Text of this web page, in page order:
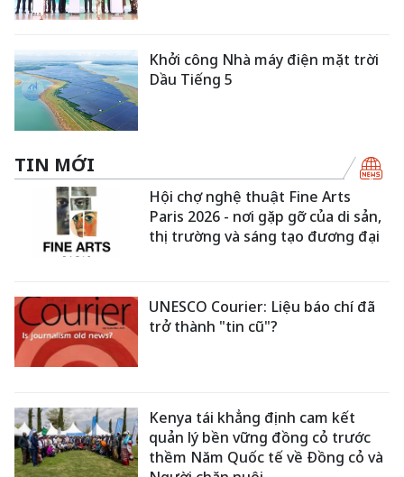
Khởi công Nhà máy điện mặt trời
Dầu Tiếng 5
TIN MỚI
Hội chợ nghệ thuật Fine Arts
Paris 2026 - nơi gặp gỡ của di sản,
thị trường và sáng tạo đương đại
UNESCO Courier: Liệu báo chí đã
trở thành "tin cũ"?
Kenya tái khẳng định cam kết
quản lý bền vững đồng cỏ trước
thềm Năm Quốc tế về Đồng cỏ và